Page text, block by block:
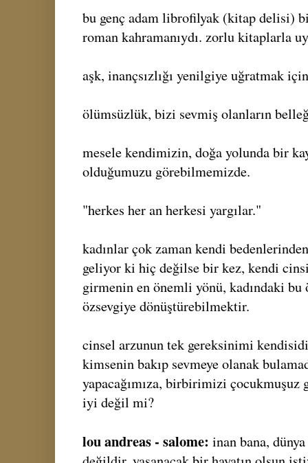
bu genç adam librofilyak (kitap delisi)
roman kahramanıydı. zorlu kitaplarla
aşk, inançsızlığı yenilgiye uğratmak
ölümsüzlük, bizi sevmiş olanların
mesele kendimizin, doğa yolunda bir
olduğumuzu görebilmemizde.
"herkes her an herkesi yargılar."
kadınlar çok zaman kendi
geliyor ki hiç değilse bir kez, kendi
girmenin en önemli yönü, kadındaki
özsevgiye dönüştürebilmektir.
cinsel arzunun tek gereksinimi
kimsenin bakıp sevmeye olanak
yapacağımıza, birbirimizi çocukmuşuz
iyi değil mi?
lou andreas - salome: inan bana,